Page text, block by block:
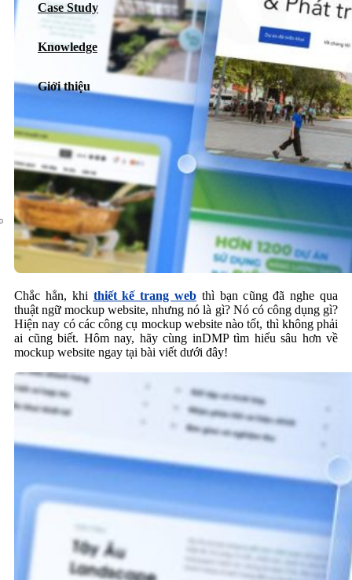
Dịch vụ chăm sóc website
Case Study
Knowledge
Giới thiệu
Tin tức
Sự kiện
Liên hệ
Chắc hẳn, khi thiết kế trang web thì bạn cũng đã nghe qua
thuật ngữ mockup website, nhưng nó là gì? Nó có công dụng gì?
Hiện nay có các công cụ mockup website nào tốt, thì không phải
ai cũng biết. Hôm nay, hãy cùng inDMP tìm hiểu sâu hơn về
mockup website ngay tại bài viết dưới đây!